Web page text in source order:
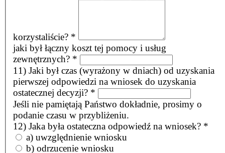
korzystaliście? *
jaki był łączny koszt tej pomocy i usług
zewnętrznych? *
11) Jaki był czas (wyrażony w dniach) od uzyskania
pierwszej odpowiedzi na wniosek do uzyskania
ostatecznej decyzji? *
Jeśli nie pamiętają Państwo dokładnie, prosimy o
podanie czasu w przybliżeniu.
12) Jaka była ostateczna odpowiedź na wniosek? *
a) uwzględnienie wniosku
b) odrzucenie wniosku